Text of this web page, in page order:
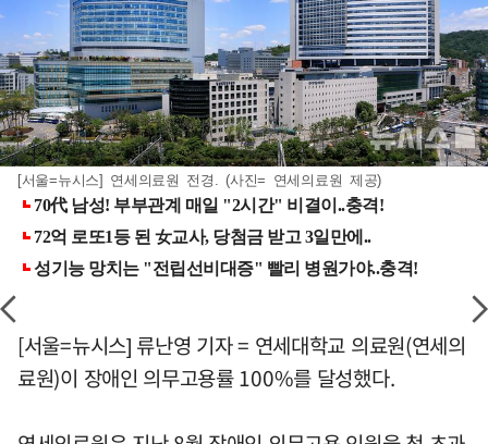
[서울=뉴시스] 연세의료원 전경. (사진= 연세의료원 제공)
[서울=뉴시스] 류난영 기자 = 연세대학교 의료원(연세의
료원)이 장애인 의무고용률 100%를 달성했다.